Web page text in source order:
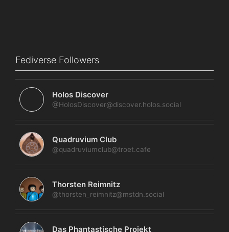
Fediverse Followers
Holos Discover
@HolosDiscover@discover.holos.social
Quadruvium Club
@quadruviumclub@troet.cafe
Thorsten Reimnitz
@thorsten_reimnitz@mstdn.social
Das Phantastische Projekt